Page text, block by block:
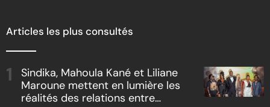
Articles les plus consultés
Sindika, Mahoula Kané et Liliane
Maroune mettent en lumière les
réalités des relations entre